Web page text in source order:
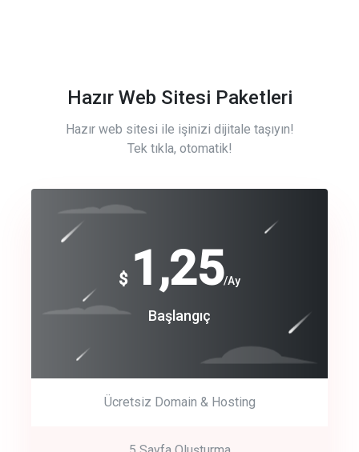
Hazır Web Sitesi Paketleri
Hazır web sitesi ile işinizi dijitale taşıyın!
Tek tıkla, otomatik!
$ 1,25/Ay
Başlangıç
Ücretsiz Domain & Hosting
Free
Basic